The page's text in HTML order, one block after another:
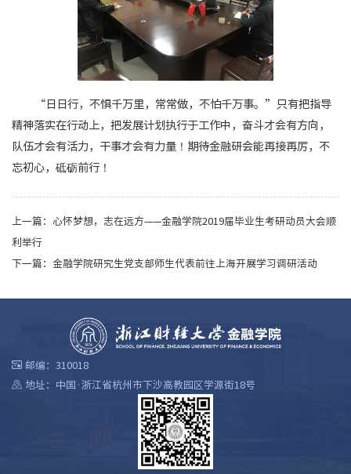
“日日行，不惧千万里，常常做，不怕千万事。”只有把指导
精神落实在行动上，把发展计划执行于工作中，奋斗才会有方向，
队伍才会有活力，干事才会有力量！期待金融研会能再接再厉， 不
忘初心，砥砺前行！
上一篇： 心怀梦想，志在远方——金融学院2019届毕业生考研动员大会顺
利举行
下一篇： 金融学院研究生党支部师生代表前往上海开展学习调研活动
邮编：310018
地址：中国·浙江省杭州市下沙高教园区学源街18号